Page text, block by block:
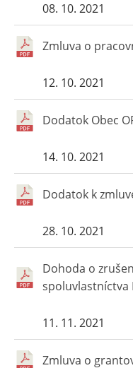
08. 10. 2021
Zmluva o
12. 10. 2021
Dodatok Obec
14. 10. 2021
Dodatok k
28. 10. 2021
Dohoda o
spoluvlastníctva
11. 11. 2021
Zmluva o